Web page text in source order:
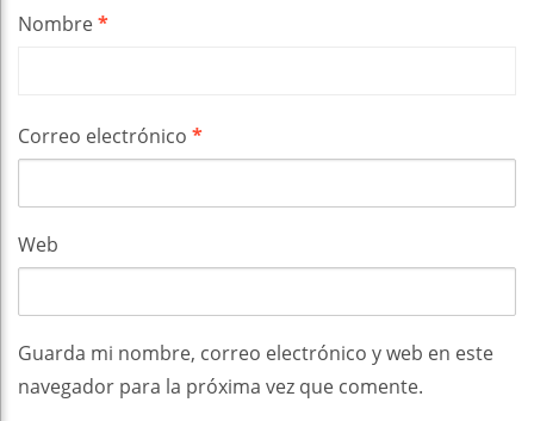
Nombre*
Correo electrónico *
Web
Guarda mi nombre, correo electrónico y web en este
navegador para la próxima vez que comente.